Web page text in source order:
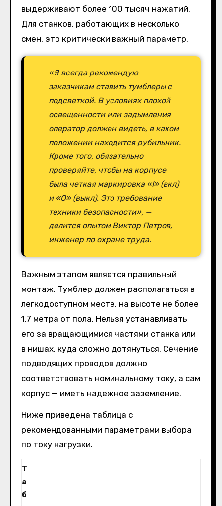
выдерживают более 100 тысяч нажатий.
Для станков, работающих в несколько
смен, это критически важный параметр.
«Я всегда рекомендую
заказчикам ставить тумблеры с
подсветкой. В условиях плохой
освещенности или задымления
оператор должен видеть, в каком
положении находится рубильник.
Кроме того, обязательно
проверяйте, чтобы на корпусе
была четкая маркировка «I» (вкл)
и «O» (выкл). Это требование
техники безопасности», —
делится опытом Виктор Петров,
инженер по охране труда.
Важным этапом является правильный
монтаж. Тумблер должен располагаться в
легкодоступном месте, на высоте не более
1,7 метра от пола. Нельзя устанавливать
его за вращающимися частями станка или
в нишах, куда сложно дотянуться. Сечение
подводящих проводов должно
соответствовать номинальному току, а сам
корпус — иметь надежное заземление.
Ниже приведена таблица с
рекомендованными параметрами выбора
по току нагрузки.
Т
а
б